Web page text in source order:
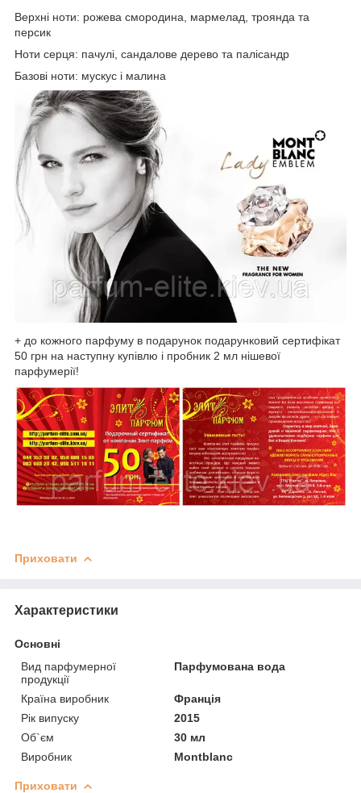
Верхні ноти: рожева смородина, мармелад, троянда та
персик
Ноти серця: пачулі, сандалове дерево та палісандр
Базові ноти: мускус і малина
+ до кожного парфуму в подарунок подарунковий сертифікат
50 грн на наступну купівлю і пробник 2 мл нішевої
парфумерії!
Приховати
Характеристики
Основні
Вид парфумерної
продукції
Парфумована вода
Країна виробник
Франція
Рік випуску
2015
Об`єм
30 мл
Виробник
Montblanc
Приховати